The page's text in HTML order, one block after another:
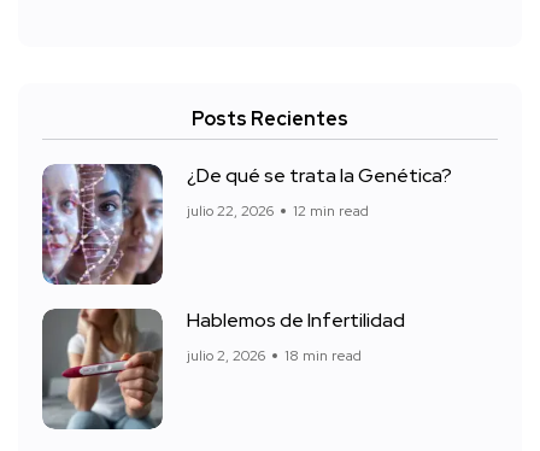
Posts Recientes
¿De qué se trata la Genética?
julio 22, 2026 12 min read
Hablemos de Infertilidad
julio 2, 2026 18 min read